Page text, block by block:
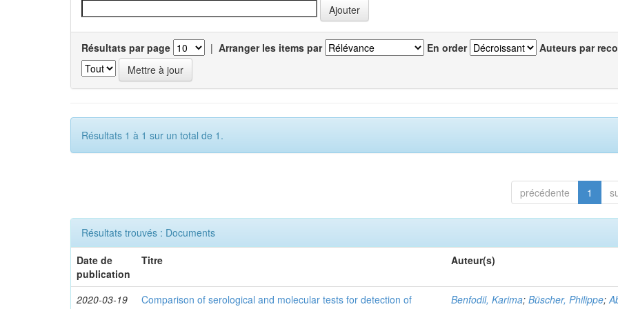
Résultats par page | Arranger les items par En order Auteurs par
Résultats 1 à 1 sur un total de 1.
précédente 1
Résultats trouvés : Documents
Date de
publication
Titre Auteur(s)
2020-03-19
Comparison of serological and molecular tests for detection of
Benfodil, Karima;Büscher, Philippe;